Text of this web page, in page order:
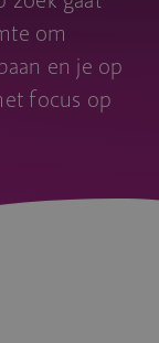
om
en je op
focus op